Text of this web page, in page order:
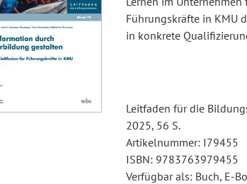
Führungskräfte in KMU
in konkrete
Leitfaden für die
2025, 56 S.
Artikelnummer: I79455
ISBN: 9783763979455
Verfügbar als: Buch, E-